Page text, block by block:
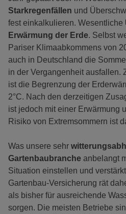
Starkregenfällen und
fest einkalkulieren. Wesentliche
Erwärmung der Erde. Selbst
Pariser Klimaabkommens von
auch in Deutschland die
in der Vergangenheit ausfallen.
ist die Begrenzung der
2°C. Nach den derzeitigen
ist jedoch mit einer Erwärmung
Risiko von Extremsommern ist
Was unsere sehr
Gartenbaubranche anbelangt
Situation einstellen und
Gartenbau-Versicherung rät
als bisher für ausreichende
sorgen. Die meisten Betriebe